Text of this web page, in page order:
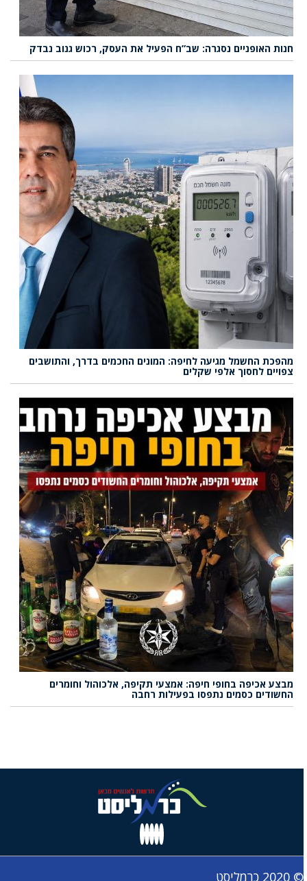
חנות האופניים נסגרה: שב”ח הפעיל את העסק, רכוש גנוב נבדק
מהפכת החשמל מגיעה לחיפה: המונים החכמים בדרך, והתושבים
צפויים לחסוך אלפי שקלים
מבצע אכיפה בחופי חיפה: אמצעי תקיפה, אלכוהול וחומרים
החשודים כסמים נתפסו בפעילות רחבה
© 2020 כרמליסט